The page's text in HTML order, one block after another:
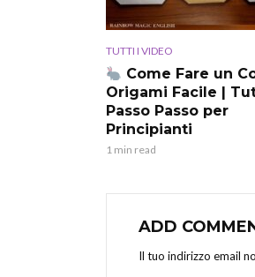
TUTTI I VIDEO
Come Fare un
Origami Facile |
Passo Passo per
Principianti
1 min read
ADD
Il tuo indirizzo email